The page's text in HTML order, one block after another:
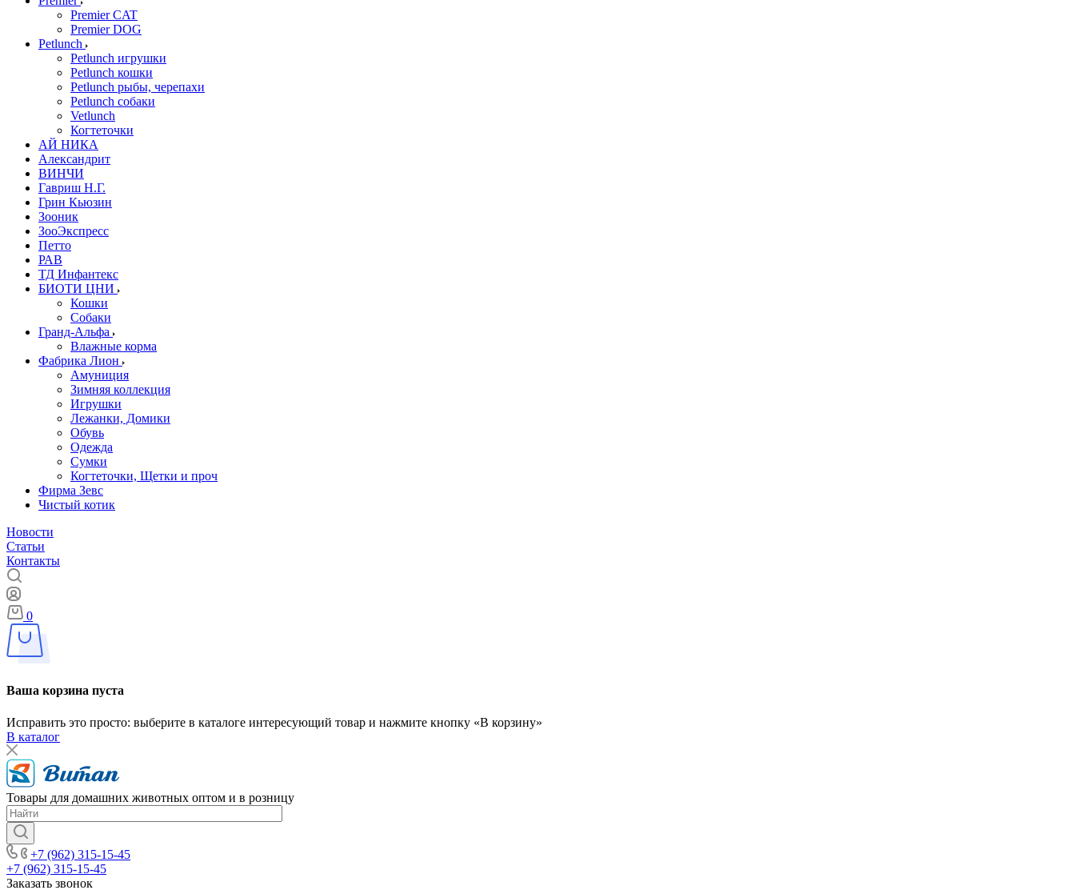
Premier CAT
Premier DOG
Petlunch
Petlunch игрушки
Petlunch кошки
Petlunch рыбы, черепахи
Petlunch собаки
Vetlunch
Когтеточки
АЙ НИКА
Александрит
ВИНЧИ
Гавриш Н.Г.
Грин Кьюзин
Зооник
ЗооЭкспресс
Петто
РАВ
ТД Инфантекс
БИОТИ ЦНИ
Кошки
Собаки
Гранд-Альфа
Влажные корма
Фабрика Лион
Амуниция
Зимняя коллекция
Игрушки
Лежанки, Домики
Обувь
Одежда
Сумки
Когтеточки, Щетки и проч
Фирма Зевс
Чистый котик
Новости
Статьи
Контакты
0
Ваша корзина пуста
Исправить это просто: выберите в каталоге интересующий товар и нажмите кнопку «В корзину»
В каталог
Товары для домашних животных оптом и в розницу
+7 (962) 315-15-45
+7 (962) 315-15-45
Заказать звонок